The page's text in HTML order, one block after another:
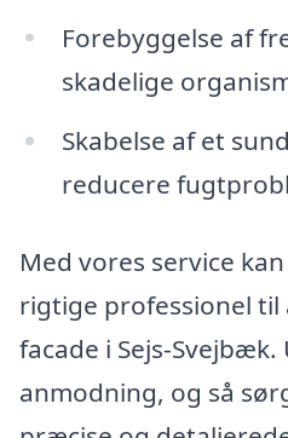
Forebyggelse af
skadelige
Skabelse af et
reducere
Med vores service
rigtige professionel
facade i Sejs-
anmodning, og så